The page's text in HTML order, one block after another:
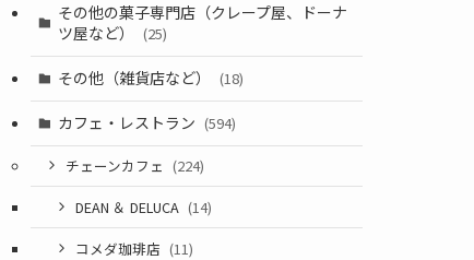
その他の菓子専門店（クレープ屋、ドーナ
ツ屋など）
(25)
その他（雑貨店など） (18)
カフェ・レストラン (594)
チェーンカフェ (224)
DEAN ＆ DELUCA (14)
コメダ珈琲店 (11)